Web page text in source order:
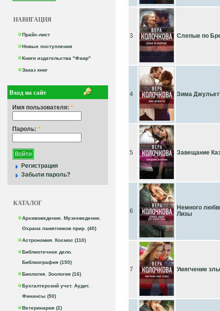
НАВИГАЦИЯ
Прайс-лист
Новые поступления
Книги издательства "Фаир"
Заказ книг
Вход на сайт
Имя пользователя: *
Пароль: *
Регистрация
Забыли пароль?
КАТАЛОГ
Архивоведение. Музееведение.
Охрана памятников прир. (40)
Астрономия. Космос (110)
Библиотечное дело.
Библиография (150)
Биология. Зоология (16)
Бухгалтерский учет. Аудит.
Финансы (50)
Ветеринария (2)
3 Слепые по
4 Зима
5 Завещание
6
Немного
Лизы
7 Умягчение